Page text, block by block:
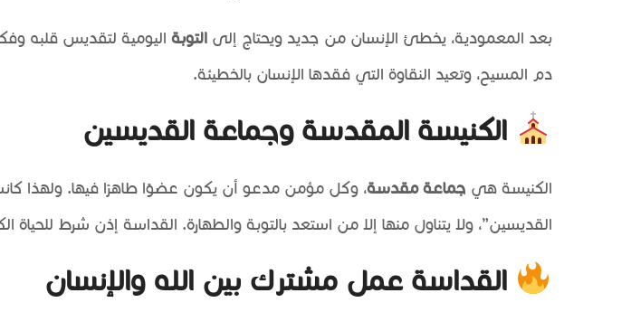
بعد المعمودية، يخطئ الإنسان من جديد ويحتاج إلى التوبة اليومية لتقديس قلبه
دم المسيح، وتعيد النقاوة التي فقدها الإنسان بالخطيئة.
الكنيسة المقدسة وجماعة القديسين
الكنيسة هي جماعة مقدسة، وكل مؤمن مدعو أن يكون عضوًا طاهرًا فيها. ولهذا
القديسين”، ولا يتناول منها إلا من استعد بالتوبة والطهارة. القداسة إذن شرط
القداسة عمل مشترك بين الله والإنسان